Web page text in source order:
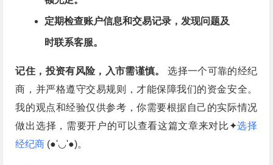
定期检查账户信息和交易记录，发现问题及
时联系客服。
记住，投资有风险，入市需谨慎。
选择一个可靠的经纪
商，并严格遵守交易规则，才能保障我们的资金安全。
我的观点和经验仅供参考，你需要根据自己的实际情况
做出选择，需要开户的可以查看这篇文章来对比✦选择
经纪商 (●'◡'●)。